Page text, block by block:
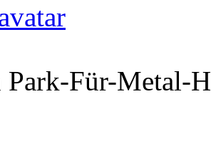
Für-Metal-